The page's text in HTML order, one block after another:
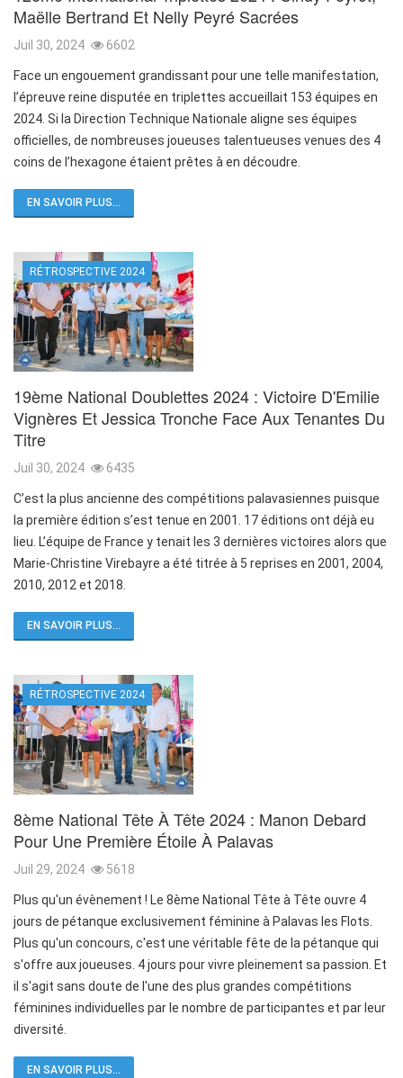
Maëlle Bertrand Et Nelly Peyré Sacrées
Juil 30, 2024 6602
Face un engouement grandissant pour une telle manifestation,
l’épreuve reine disputée en triplettes accueillait 153 équipes en
2024. Si la Direction Technique Nationale aligne ses équipes
officielles, de nombreuses joueuses talentueuses venues des 4
coins de l’hexagone étaient prêtes à en découdre.
EN SAVOIR PLUS...
RÉTROSPECTIVE 2024
19ème National Doublettes 2024 : Victoire D'Emilie
Vignères Et Jessica Tronche Face Aux Tenantes Du
Titre
Juil 30, 2024 6435
C’est la plus ancienne des compétitions palavasiennes puisque
la première édition s’est tenue en 2001. 17 éditions ont déjà eu
lieu. L’équipe de France y tenait les 3 dernières victoires alors que
Marie-Christine Virebayre a été titrée à 5 reprises en 2001, 2004,
2010, 2012 et 2018.
EN SAVOIR PLUS...
RÉTROSPECTIVE 2024
8ème National Tête À Tête 2024 : Manon Debard
Pour Une Première Étoile À Palavas
Juil 29, 2024 5618
Plus qu'un évènement ! Le 8ème National Tête à Tête ouvre 4
jours de pétanque exclusivement féminine à Palavas les Flots.
Plus qu'un concours, c'est une véritable fête de la pétanque qui
s'offre aux joueuses. 4 jours pour vivre pleinement sa passion. Et
il s'agit sans doute de l'une des plus grandes compétitions
féminines individuelles par le nombre de participantes et par leur
diversité.
EN SAVOIR PLUS...